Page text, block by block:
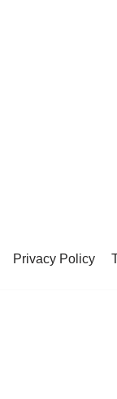
Privacy Policy